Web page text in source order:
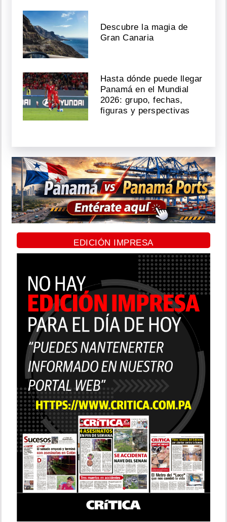
Descubre la magia de
Gran Canaria
Hasta dónde puede llegar
Panamá en el Mundial
2026: grupo, fechas,
figuras y perspectivas
EDICIÓN IMPRESA